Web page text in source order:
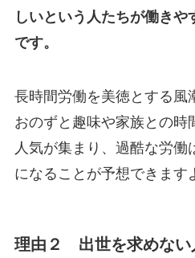
しいという人たちが働き
です。
長時間労働を美徳とする風
おのずと趣味や家族との時
人気が集まり、過酷な労働
になることが予想できます
理由２ 出世を求めない